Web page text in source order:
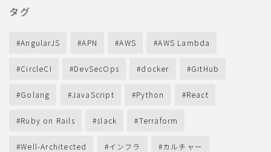
タグ
AngularJS APN AWS AWS Lambda
CircleCI DevSecOps docker GitHub
Golang JavaScript Python React
Ruby on Rails slack Terraform
Well-Architected インフラ カルチャー